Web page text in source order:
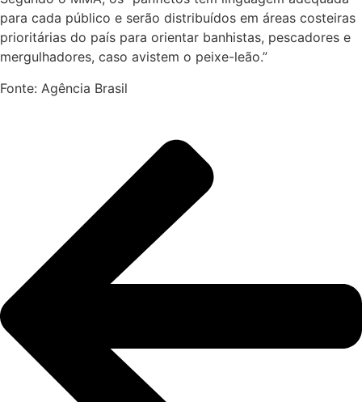
para cada público e serão distribuídos em áreas costeiras
prioritárias do país para orientar banhistas, pescadores e
mergulhadores, caso avistem o peixe-leão.”
Fonte: Agência Brasil